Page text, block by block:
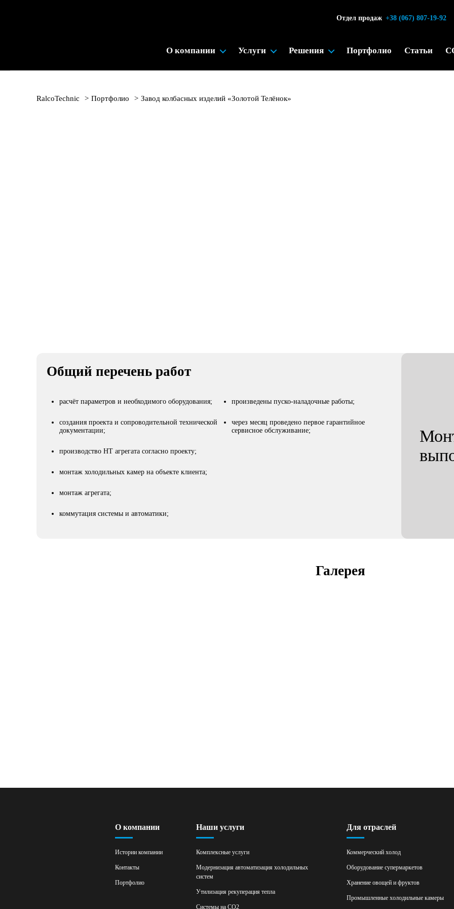
Отдел продаж +38 (067) 807-19-92
О компании Услуги Решения Портфолио Статьи
RalcoTechnic > Портфолио > Завод колбасных изделий «Золотой Телёнок»
Общий перечень работ
расчёт параметров и необходимого оборудования;
создания проекта и сопроводительной технической
документации;
производство НТ агрегата согласно проекту;
монтаж холодильных камер на объекте клиента;
монтаж агрегата;
коммутация системы и автоматики;
произведены пуско-наладочные работы;
через месяц проведено первое гарантийное
сервисное обслуживание;
Галерея
О компании
Истории компании
Контакты
Портфолио
Наши услуги
Комплексные услуги
Модернизация автоматизация холодильных
систем
Утилизация рекуперация тепла
Системы на СО2
Для отраслей
Коммерческий холод
Оборудование супермаркетов
Хранение овощей и фруктов
Промышленные холодильные камеры